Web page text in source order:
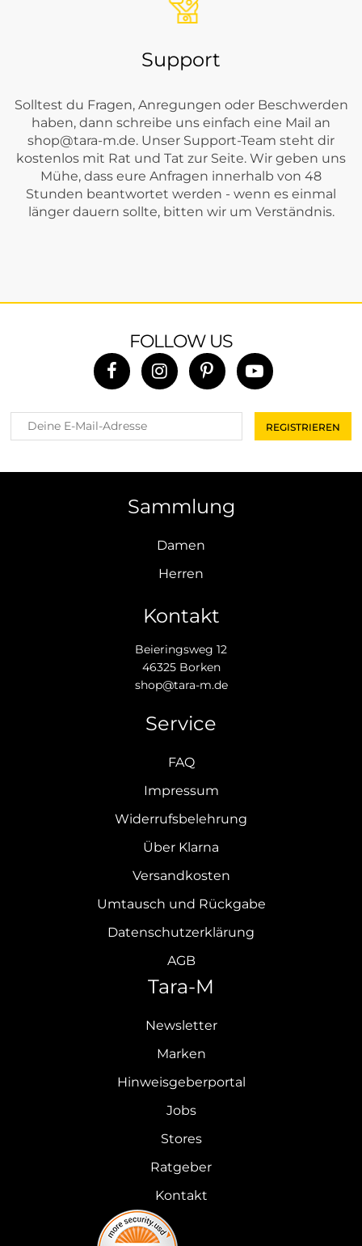
Support
Solltest du Fragen, Anregungen oder Beschwerden
haben, dann schreibe uns einfach eine Mail an
shop@tara-m.de. Unser Support-Team steht dir
kostenlos mit Rat und Tat zur Seite. Wir geben uns
Mühe, dass eure Anfragen innerhalb von 48
Stunden beantwortet werden - wenn es einmal
länger dauern sollte, bitten wir um Verständnis.
FOLLOW US
Sammlung
Damen
Herren
Kontakt
Beieringsweg 12
46325 Borken
shop@tara-m.de
Service
FAQ
Impressum
Widerrufsbelehrung
Über Klarna
Versandkosten
Umtausch und Rückgabe
Datenschutzerklärung
AGB
Tara-M
Newsletter
Marken
Hinweisgeberportal
Jobs
Stores
Ratgeber
Kontakt